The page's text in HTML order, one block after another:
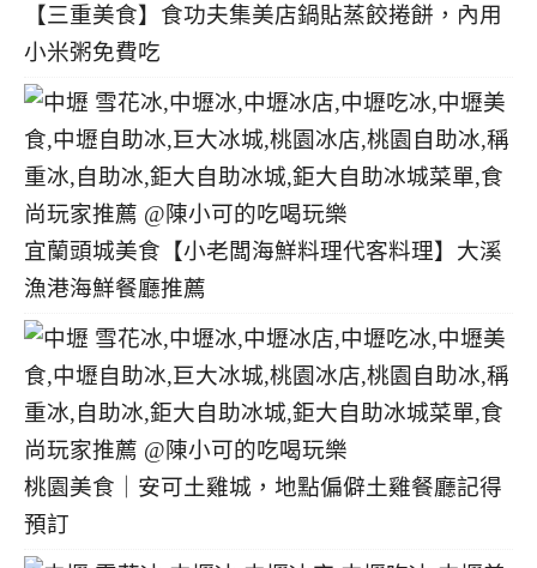
【三重美食】食功夫集美店鍋貼蒸餃捲餅，內用
小米粥免費吃
宜蘭頭城美食【小老闆海鮮料理代客料理】大溪
漁港海鮮餐廳推薦
桃園美食｜安可土雞城，地點偏僻土雞餐廳記得
預訂